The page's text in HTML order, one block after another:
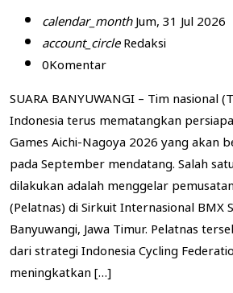
calendar_monthJum, 31 Jul 2026
account_circleRedaksi
0Komentar
SUARA BANYUWANGI – Tim nasional
Indonesia terus mematangkan
Games Aichi-Nagoya 2026 yang akan
pada September mendatang. Salah
dilakukan adalah menggelar
(Pelatnas) di Sirkuit Internasional BMX
Banyuwangi, Jawa Timur. Pelatnas
dari strategi Indonesia Cycling
meningkatkan […]